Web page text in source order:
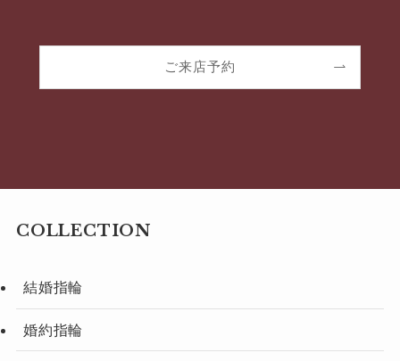
ご来店予約
COLLECTION
結婚指輪
婚約指輪